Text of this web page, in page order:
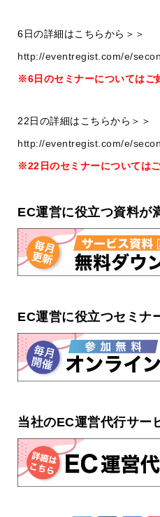
6日の詳細はこちらから＞＞
http://eventregist.com/e/
※6日のセミナーについてはご
22日の詳細はこちらから＞＞
http://eventregist.com/e/
※22日のセミナーについては
EC運営に役立つ資料が
EC運営に役立つセミナ
当社のEC運営代行サー